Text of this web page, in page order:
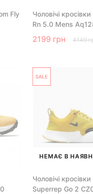
Fly
Чоловічі
Rn 5.0 Mens
2199 грн 4149
НЕМАЄ В
Чоловічі
Superrep Go 2